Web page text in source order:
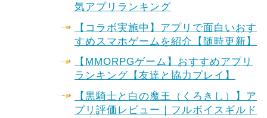
気アプリランキング
【コラボ実施中】アプリで面白いおす
すめスマホゲームを紹介【随時更新】
【MMORPGゲーム】おすすめアプリ
ランキング【友達と協力プレイ】
【黒騎士と白の魔王（くろきし）】ア
プリ評価レビュー｜フルボイスギルド